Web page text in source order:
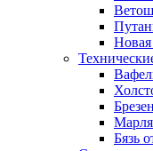
Марля
Бязь